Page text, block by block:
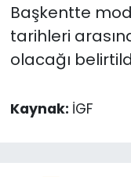
Başkentte
tarihleri
olacağı
Kaynak: İGF